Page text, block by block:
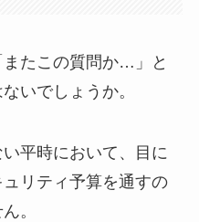
たこの質問か…」と
いでしょうか。
平時において、目に
リティ予算を通すの
。